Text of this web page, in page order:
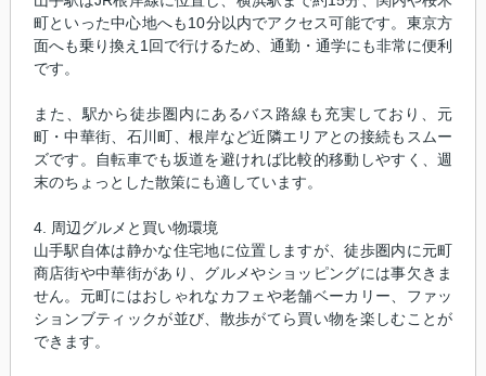
町といった中心地へも10分以内でアクセス可能です。東京方
面へも乗り換え1回で行けるため、通勤・通学にも非常に便利
です。
また、駅から徒歩圏内にあるバス路線も充実しており、元
町・中華街、石川町、根岸など近隣エリアとの接続もスムー
ズです。自転車でも坂道を避ければ比較的移動しやすく、週
末のちょっとした散策にも適しています。
4. 周辺グルメと買い物環境
山手駅自体は静かな住宅地に位置しますが、徒歩圏内に元町
商店街や中華街があり、グルメやショッピングには事欠きま
せん。元町にはおしゃれなカフェや老舗ベーカリー、ファッ
ションブティックが並び、散歩がてら買い物を楽しむことが
できます。